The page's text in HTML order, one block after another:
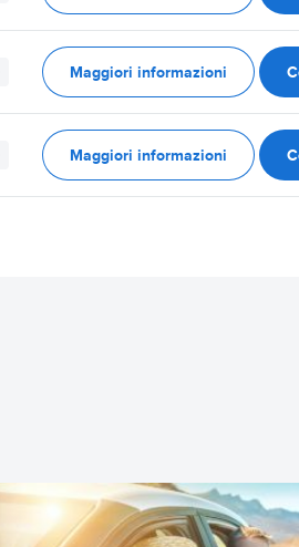
Maggiori informazioni
Maggiori informazioni